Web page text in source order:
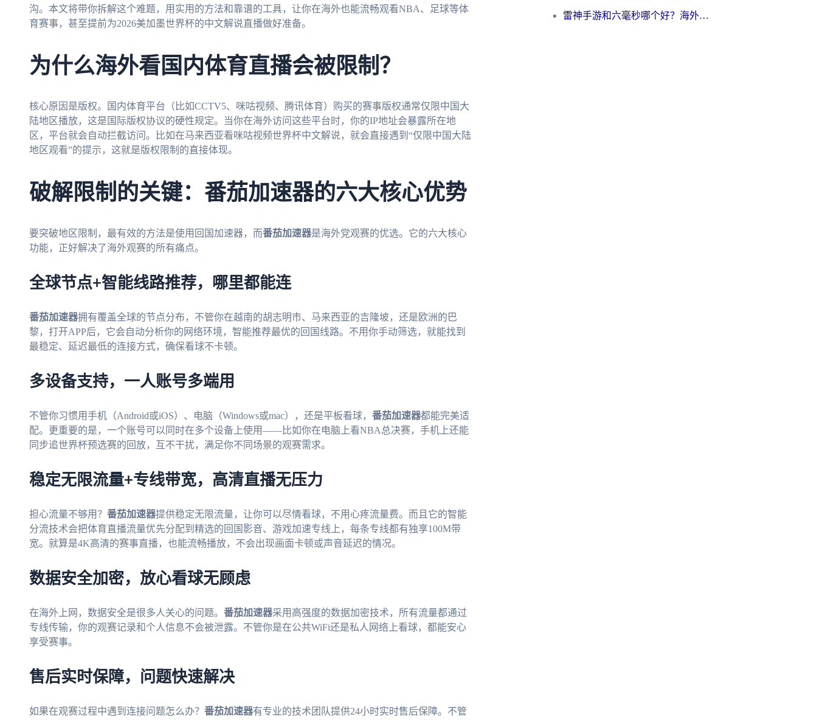
沟。本文将带你拆解这个难题，用实用的方法和靠谱的工具，让你在海外也能流畅观看NBA、足球等体
育赛事，甚至提前为2026美加墨世界杯的中文解说直播做好准备。
为什么海外看国内体育直播会被限制？
核心原因是版权。国内体育平台（比如CCTV5、咪咕视频、腾讯体育）购买的赛事版权通常仅限中国大
陆地区播放，这是国际版权协议的硬性规定。当你在海外访问这些平台时，你的IP地址会暴露所在地
区，平台就会自动拦截访问。比如在马来西亚看咪咕视频世界杯中文解说，就会直接遇到“仅限中国大陆
地区观看”的提示，这就是版权限制的直接体现。
破解限制的关键：番茄加速器的六大核心优势
要突破地区限制，最有效的方法是使用回国加速器，而番茄加速器是海外党观赛的优选。它的六大核心
功能，正好解决了海外观赛的所有痛点。
全球节点+智能线路推荐，哪里都能连
番茄加速器拥有覆盖全球的节点分布，不管你在越南的胡志明市、马来西亚的吉隆坡，还是欧洲的巴
黎，打开APP后，它会自动分析你的网络环境，智能推荐最优的回国线路。不用你手动筛选，就能找到
最稳定、延迟最低的连接方式，确保看球不卡顿。
多设备支持，一人账号多端用
不管你习惯用手机（Android或iOS）、电脑（Windows或mac），还是平板看球， 番茄加速器都能完美适
配。更重要的是，一个账号可以同时在多个设备上使用——比如你在电脑上看NBA总决赛，手机上还能
同步追世界杯预选赛的回放，互不干扰，满足你不同场景的观赛需求。
稳定无限流量+专线带宽，高清直播无压力
担心流量不够用？ 番茄加速器提供稳定无限流量，让你可以尽情看球，不用心疼流量费。而且它的智能
分流技术会把体育直播流量优先分配到精选的回国影音、游戏加速专线上，每条专线都有独享100M带
宽。就算是4K高清的赛事直播，也能流畅播放，不会出现画面卡顿或声音延迟的情况。
数据安全加密，放心看球无顾虑
在海外上网，数据安全是很多人关心的问题。 番茄加速器采用高强度的数据加密技术，所有流量都通过
专线传输，你的观赛记录和个人信息不会被泄露。不管你是在公共WiFi还是私人网络上看球，都能安心
享受赛事。
售后实时保障，问题快速解决
如果在观赛过程中遇到连接问题怎么办？ 番茄加速器有专业的技术团队提供24小时实时售后保障。不管
雷神手游和六毫秒哪个好？海外党如何真正解锁国内资源